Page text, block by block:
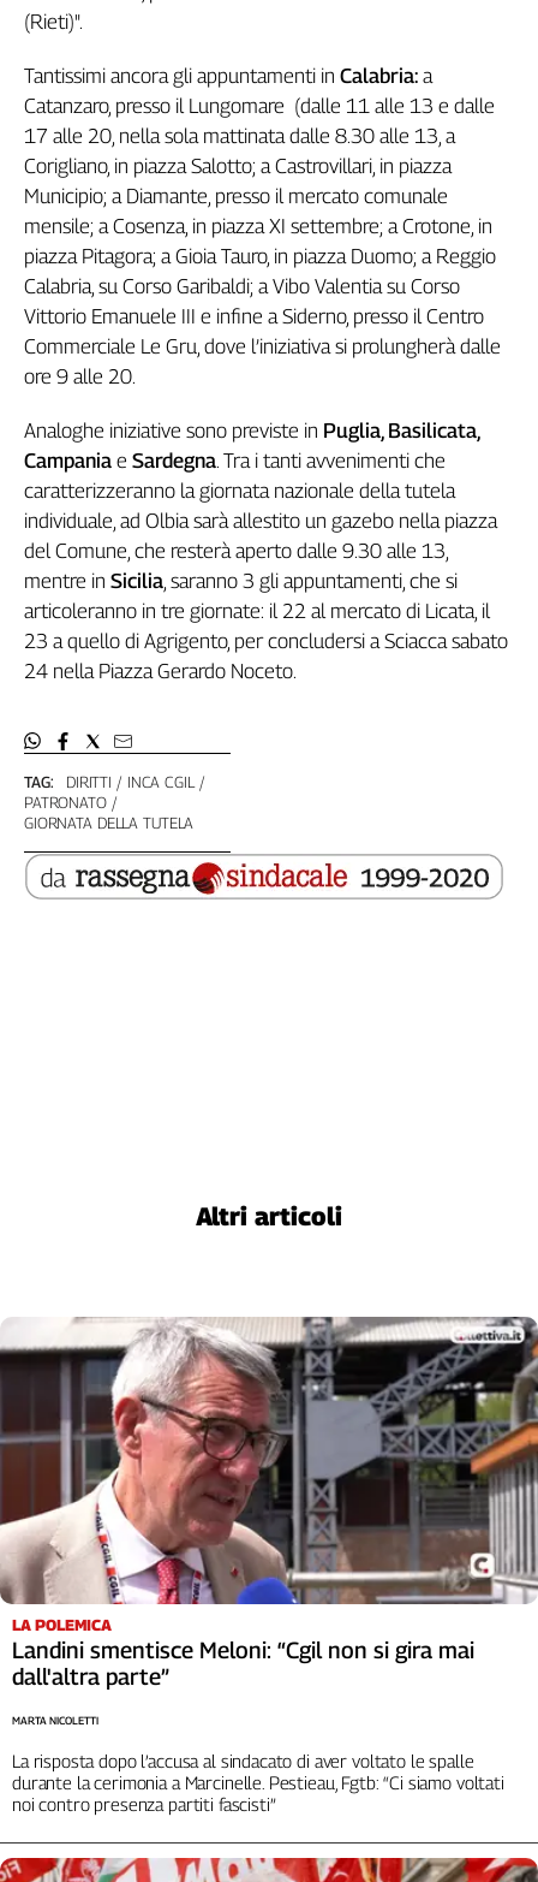
TAG: DIRITTI
INCA CGIL
PATRONATO
GIORNATA DELLA TUTELA
(Rieti)".
Tantissimi ancora gli appuntamenti in Calabria: a
Catanzaro, presso il Lungomare (dalle 11 alle 13 e dalle
17 alle 20, nella sola mattinata dalle 8.30 alle 13, a
Corigliano, in piazza Salotto; a Castrovillari, in piazza
Municipio; a Diamante, presso il mercato comunale
mensile; a Cosenza, in piazza XI settembre; a Crotone, in
piazza Pitagora; a Gioia Tauro, in piazza Duomo; a Reggio
Calabria, su Corso Garibaldi; a Vibo Valentia su Corso
Vittorio Emanuele III e infine a Siderno, presso il Centro
Commerciale Le Gru, dove l’iniziativa si prolungherà dalle
ore 9 alle 20.
Analoghe iniziative sono previste in Puglia, Basilicata,
Campania e Sardegna. Tra i tanti avvenimenti che
caratterizzeranno la giornata nazionale della tutela
individuale, ad Olbia sarà allestito un gazebo nella piazza
del Comune, che resterà aperto dalle 9.30 alle 13,
mentre in Sicilia, saranno 3 gli appuntamenti, che si
articoleranno in tre giornate: il 22 al mercato di Licata, il
23 a quello di Agrigento, per concludersi a Sciacca sabato
24 nella Piazza Gerardo Noceto.
Altri articoli
LA POLEMICA
Landini smentisce Meloni: “Cgil non si gira mai
dall'altra parte”
La risposta dopo l’accusa al sindacato di aver voltato le spalle
durante la cerimonia a Marcinelle. Pestieau, Fgtb: “Ci siamo voltati
noi contro presenza partiti fascisti”
MARTA NICOLETTI